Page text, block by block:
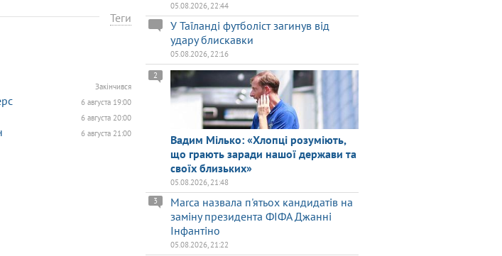
Теги
Закінчився
6 августа 19:00
6 августа 20:00
6 августа 21:00
05.08.2026, 22:44
У Таїланді футболіст загинув від
удару блискавки
05.08.2026, 22:16
Вадим Мілько: «Хлопці розуміють,
що грають заради нашої держави та
своїх близьких»
2
05.08.2026, 21:48
Marca назвала п'ятьох кандидатів на
заміну президента ФІФА Джанні
Інфантіно
3
05.08.2026, 21:22